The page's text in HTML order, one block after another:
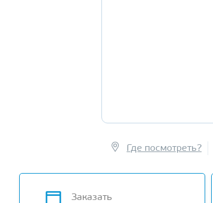
Где посмотреть?
Заказать